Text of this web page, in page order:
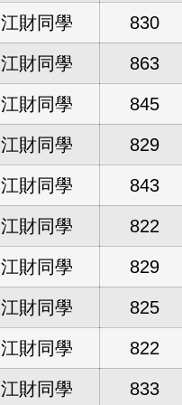
江財同學 830
江財同學 863
江財同學 845
江財同學 829
江財同學 843
江財同學 822
江財同學 829
江財同學 825
江財同學 822
江財同學 833